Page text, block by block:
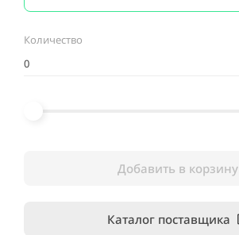
Количество
Добавить в корзину
Каталог поставщика